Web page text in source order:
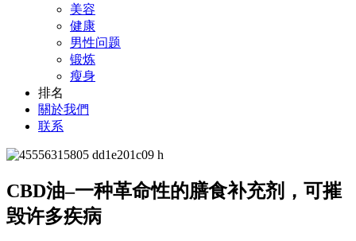
美容
健康
男性问题
锻炼
瘦身
排名
關於我們
联系
CBD油–一种革命性的膳食补充剂，可摧
毁许多疾病